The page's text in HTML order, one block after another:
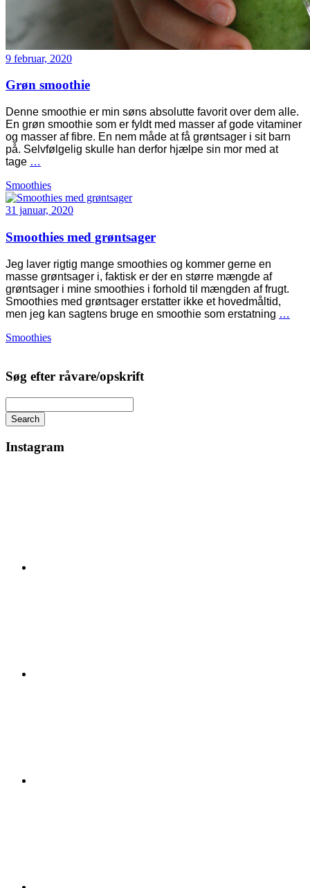
9 februar, 2020
Grøn smoothie
Denne smoothie er min søns absolutte favorit over dem alle.
En grøn smoothie som er fyldt med masser af gode vitaminer
og masser af fibre. En nem måde at få grøntsager i sit barn
på. Selvfølgelig skulle han derfor hjælpe sin mor med at
tage …
Smoothies
31 januar, 2020
Smoothies med grøntsager
Jeg laver rigtig mange smoothies og kommer gerne en
masse grøntsager i, faktisk er der en større mængde af
grøntsager i mine smoothies i forhold til mængden af frugt.
Smoothies med grøntsager erstatter ikke et hovedmåltid,
men jeg kan sagtens bruge en smoothie som erstatning …
Smoothies
Søg efter råvare/opskrift
Search
Instagram